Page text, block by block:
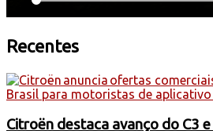
Recentes
Citroën destaca avanço do C3